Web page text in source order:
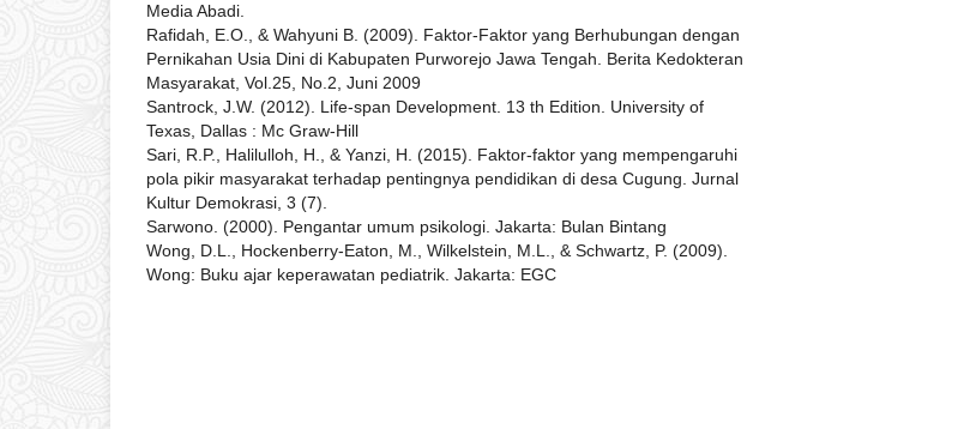
Media Abadi.
Rafidah, E.O., & Wahyuni B. (2009). Faktor-Faktor yang Berhubungan dengan
Pernikahan Usia Dini di Kabupaten Purworejo Jawa Tengah. Berita Kedokteran
Masyarakat, Vol.25, No.2, Juni 2009
Santrock, J.W. (2012). Life-span Development. 13 th Edition. University of
Texas, Dallas : Mc Graw-Hill
Sari, R.P., Halilulloh, H., & Yanzi, H. (2015). Faktor-faktor yang mempengaruhi
pola pikir masyarakat terhadap pentingnya pendidikan di desa Cugung. Jurnal
Kultur Demokrasi, 3 (7).
Sarwono. (2000). Pengantar umum psikologi. Jakarta: Bulan Bintang
Wong, D.L., Hockenberry-Eaton, M., Wilkelstein, M.L., & Schwartz, P. (2009).
Wong: Buku ajar keperawatan pediatrik. Jakarta: EGC